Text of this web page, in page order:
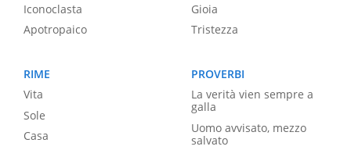
Iconoclasta
Apotropaico
Gioia
Tristezza
RIME
Vita
Sole
Casa
PROVERBI
La verità vien sempre a
galla
Uomo avvisato, mezzo
salvato